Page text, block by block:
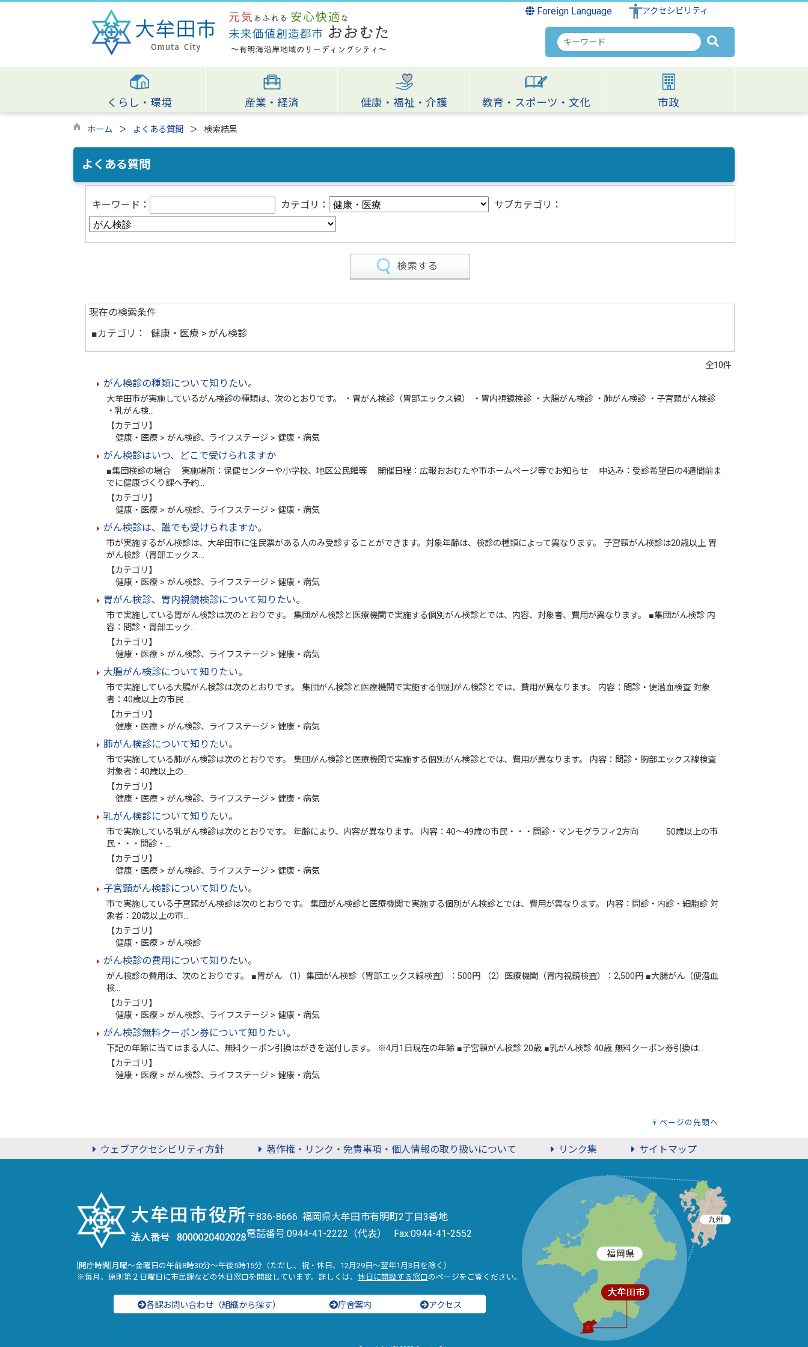
Foreign Language アクセシビリティ
検
索
キ
ワ
ー
くらし・環境 産業・経済 健康・福祉・介護 教育・スポーツ・文化 市政
ホーム よくある質問 検索結果
よくある質問
キーワード： カテゴリ： サブカテゴリ：
現在の検索条件
■カテゴリ：
健康・医療 > がん検診
全10件
がん検診の種類について知りたい。
大牟田市が実施しているがん検診の種類は、次のとおりです。 ・胃がん検診（胃部エックス線） ・胃内視鏡検診 ・大腸がん検診 ・肺がん検診 ・子宮頸がん検診
・乳がん検…
【カテゴリ】
健康・医療 > がん検診、ライフステージ > 健康・病気
がん検診はいつ、どこで受けられますか
■集団検診の場合 実施場所：保健センターや小学校、地区公民館等 開催日程：広報おおむたや市ホームページ等でお知らせ 申込み：受診希望日の4週間前ま
でに健康づくり課へ予約…
【カテゴリ】
健康・医療 > がん検診、ライフステージ > 健康・病気
がん検診は、誰でも受けられますか。
市が実施するがん検診は、大牟田市に住民票がある人のみ受診することができます。対象年齢は、検診の種類によって異なります。 子宮頸がん検診は20歳以上 胃
がん検診（胃部エックス…
【カテゴリ】
健康・医療 > がん検診、ライフステージ > 健康・病気
胃がん検診、胃内視鏡検診について知りたい。
市で実施している胃がん検診は次のとおりです。 集団がん検診と医療機関で実施する個別がん検診とでは、内容、対象者、費用が異なります。 ■集団がん検診 内
容：問診・胃部エック…
【カテゴリ】
健康・医療 > がん検診、ライフステージ > 健康・病気
大腸がん検診について知りたい。
市で実施している大腸がん検診は次のとおりです。 集団がん検診と医療機関で実施する個別がん検診とでは、費用が異なります。 内容：問診・便潜血検査 対象
者：40歳以上の市民 …
【カテゴリ】
健康・医療 > がん検診、ライフステージ > 健康・病気
肺がん検診について知りたい。
市で実施している肺がん検診は次のとおりです。 集団がん検診と医療機関で実施する個別がん検診とでは、費用が異なります。 内容：問診・胸部エックス線検査
対象者：40歳以上の…
【カテゴリ】
健康・医療 > がん検診、ライフステージ > 健康・病気
乳がん検診について知りたい。
市で実施している乳がん検診は次のとおりです。 年齢により、内容が異なります。 内容：40～49歳の市民・・・問診・マンモグラフィ2方向 50歳以上の市
民・・・問診・…
【カテゴリ】
健康・医療 > がん検診、ライフステージ > 健康・病気
子宮頸がん検診について知りたい。
市で実施している子宮頸がん検診は次のとおりです。 集団がん検診と医療機関で実施する個別がん検診とでは、費用が異なります。 内容：問診・内診・細胞診 対
象者：20歳以上の市…
【カテゴリ】
健康・医療 > がん検診
がん検診の費用について知りたい。
がん検診の費用は、次のとおりです。 ■胃がん （1）集団がん検診（胃部エックス線検査）：500円 （2）医療機関（胃内視鏡検査）：2,500円 ■大腸がん（便潜血
検…
【カテゴリ】
健康・医療 > がん検診、ライフステージ > 健康・病気
がん検診無料クーポン券について知りたい。
下記の年齢に当てはまる人に、無料クーポン引換はがきを送付します。 ※4月1日現在の年齢 ■子宮頸がん検診 20歳 ■乳がん検診 40歳 無料クーポン券引換は…
【カテゴリ】
健康・医療 > がん検診、ライフステージ > 健康・病気
ページの先頭へ
ウェブアクセシビリティ方針 著作権・リンク・免責事項・個人情報の取り扱いについて リンク集 サイトマップ
〒836-8666 福岡県大牟田市有明町2丁目3番地
電話番号:0944-41-2222（代表） Fax:0944-41-2552
[開庁時間]月曜～金曜日の午前8時30分～午後5時15分（ただし、祝・休日、12月29日～翌年1月3日を除く）
※毎月、原則第２日曜日に市民課などの休日窓口を開設しています。詳しくは、 休日に開設する窓口のページをご覧ください。
各課お問い合わせ（組織から探す） 庁舎案内 アクセス